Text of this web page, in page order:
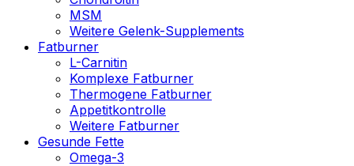
MSM
Weitere Gelenk-Supplements
Fatburner
L-Carnitin
Komplexe Fatburner
Thermogene Fatburner
Appetitkontrolle
Weitere Fatburner
Gesunde Fette
Omega-3